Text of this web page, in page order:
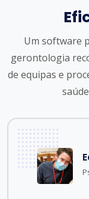
Um software
gerontologia
de equipas e